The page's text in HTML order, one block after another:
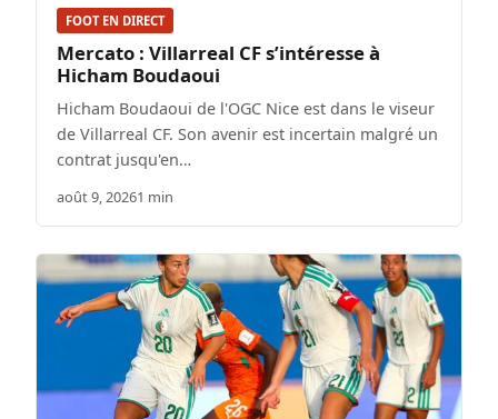
FOOT EN DIRECT
Mercato : Villarreal CF s’intéresse à
Hicham Boudaoui
Hicham Boudaoui de l'OGC Nice est dans le viseur
de Villarreal CF. Son avenir est incertain malgré un
contrat jusqu'en…
août 9, 20261 min